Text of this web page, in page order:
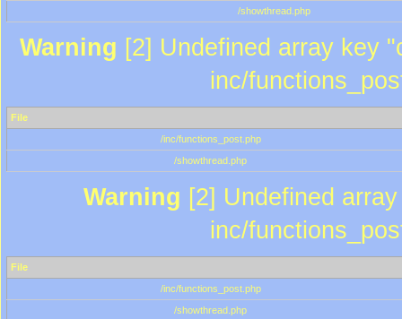
/showthread.php
Warning [2] Undefined array key
inc/
File
/inc/functions_post.php
/showthread.php
Warning [2] Undefined
inc/
File
/inc/functions_post.php
/showthread.php